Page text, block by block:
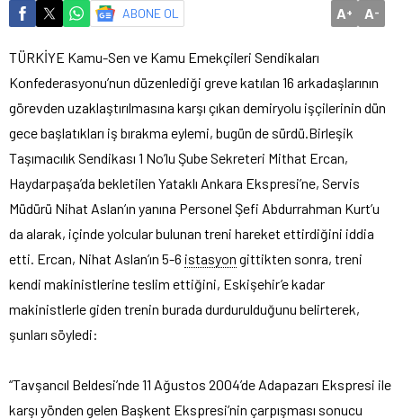
ABONE OL A+ A-
TÜRKİYE Kamu-Sen ve Kamu Emekçileri Sendikaları
Konfederasyonu’nun düzenlediği greve katılan 16 arkadaşlarının
görevden uzaklaştırılmasına karşı çıkan demiryolu işçilerinin dün
gece başlatıkları iş bırakma eylemi, bugün de sürdü. Birleşik
Taşımacılık Sendikası 1 No’lu Şube Sekreteri Mithat Ercan,
Haydarpaşa’da bekletilen Yataklı Ankara Ekspresi’ne, Servis
Müdürü Nihat Aslan’ın yanına Personel Şefi Abdurrahman Kurt’u
da alarak, içinde yolcular bulunan treni hareket ettirdiğini iddia
etti. Ercan, Nihat Aslan’ın 5-6 istasyon gittikten sonra, treni
kendi makinistlerine teslim ettiğini, Eskişehir’e kadar
makinistlerle giden trenin burada durdurulduğunu belirterek,
şunları söyledi:
“Tavşancıl Beldesi’nde 11 Ağustos 2004’de Adapazarı Ekspresi ile
karşı yönden gelen Başkent Ekspresi’nin çarpışması sonucu